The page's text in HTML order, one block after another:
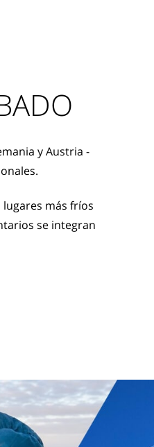
y Austria -
más fríos
se integran